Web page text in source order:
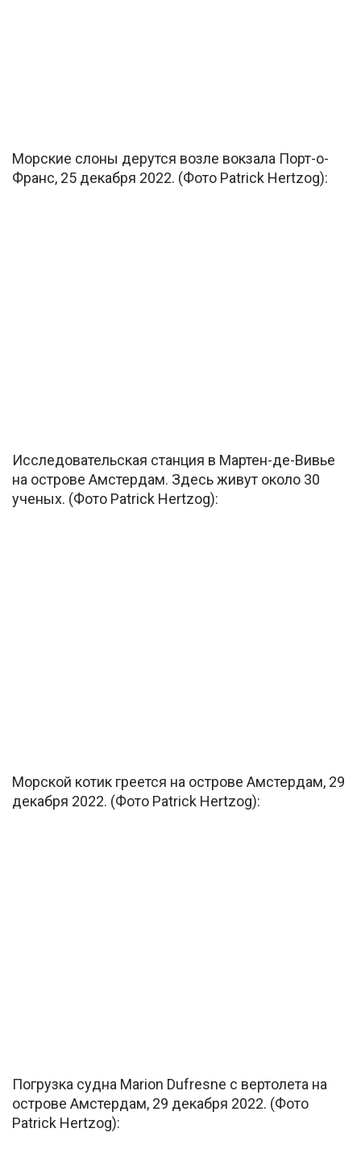
Морские слоны дерутся возле вокзала Порт-о-
Франс, 25 декабря 2022. (Фото Patrick Hertzog):
Исследовательская станция в Мартен-де-Вивье
на острове Амстердам. Здесь живут около 30
ученых. (Фото Patrick Hertzog):
Морской котик греется на острове Амстердам, 29
декабря 2022. (Фото Patrick Hertzog):
Погрузка судна Marion Dufresne с вертолета на
острове Амстердам, 29 декабря 2022. (Фото
Patrick Hertzog):